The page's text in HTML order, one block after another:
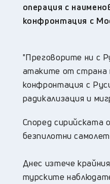
операция с
конфронтация с
"Преговорите ни с
атаките от страна
конфронтация с
радикализация и
Според сирийската
безпилотни
Днес изтече
турските